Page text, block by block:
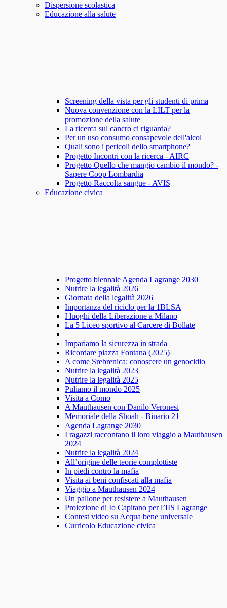
Dispersione scolastica
Educazione alla salute
Screening della vista per gli studenti di prima
Nuova convenzione con la LILT per la
promozione della salute
La ricerca sul cancro ci riguarda?
Per un uso consumo consapevole dell'alcol
Quali sono i pericoli dello smartphone?
Progetto Incontri con la ricerca - AIRC
Progetto Quello che mangio cambio il mondo? -
Sapere Coop Lombardia
Progetto Raccolta sangue - AVIS
Educazione civica
Progetto biennale Agenda Lagrange 2030
Nutrire la legalità 2026
Giornata della legalità 2026
Importanza del riciclo per la 1BLSA
I luoghi della Liberazione a Milano
La 5 Liceo sportivo al Carcere di Bollate
Impariamo la sicurezza in strada
Ricordare piazza Fontana (2025)
A come Srebrenica: conoscere un genocidio
Nutrire la legalità 2023
Nutrire la legalità 2025
Puliamo il mondo 2025
Visita a Como
A Mauthausen con Danilo Veronesi
Memoriale della Shoah - Binario 21
Agenda Lagrange 2030
I ragazzi raccontano il loro viaggio a Mauthausen
2024
Nutrire la legalità 2024
All’origine delle teorie complottiste
In piedi contro la mafia
Visita ai beni confiscati alla mafia
Viaggio a Mauthausen 2024
Un pallone per resistere a Mauthausen
Proiezione di Io Capitano per l’IIS Lagrange
Contest video su Acqua bene universale
Curricolo Educazione civica